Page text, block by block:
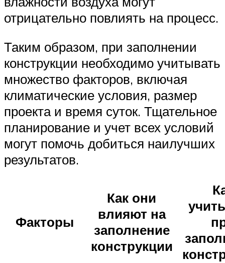
отрицательно повлиять на процесс.
Таким образом, при заполнении
конструкции необходимо учитывать
множество факторов, включая
климатические условия, размер
проекта и время суток. Тщательное
планирование и учет всех условий
могут помочь добиться наилучших
результатов.
Факторы
Как они
влияют на
заполнение
конструкции